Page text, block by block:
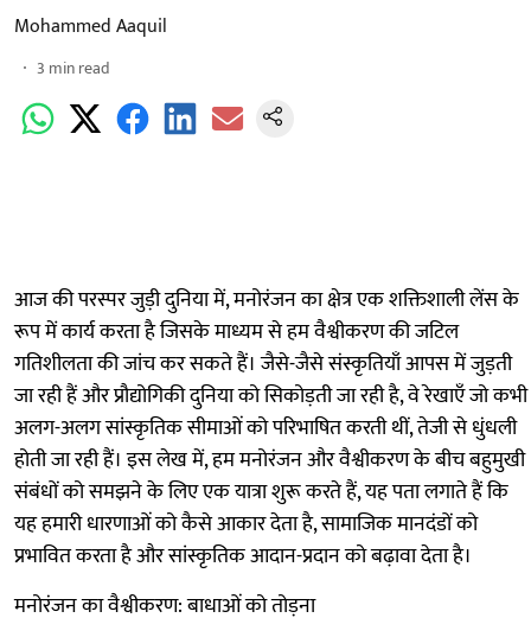
Mohammed Aaquil
3 min read
आज की परस्पर जुड़ी दुनिया में, मनोरंजन का क्षेत्र एक शक्तिशाली लेंस के
रूप में कार्य करता है जिसके माध्यम से हम वैश्वीकरण की जटिल
गतिशीलता की जांच कर सकते हैं। जैसे-जैसे संस्कृतियाँ आपस में जुड़ती
जा रही हैं और प्रौद्योगिकी दुनिया को सिकोड़ती जा रही है, वे रेखाएँ जो कभी
अलग-अलग सांस्कृतिक सीमाओं को परिभाषित करती थीं, तेजी से धुंधली
होती जा रही हैं। इस लेख में, हम मनोरंजन और वैश्वीकरण के बीच बहुमुखी
संबंधों को समझने के लिए एक यात्रा शुरू करते हैं, यह पता लगाते हैं कि
यह हमारी धारणाओं को कैसे आकार देता है, सामाजिक मानदंडों को
प्रभावित करता है और सांस्कृतिक आदान-प्रदान को बढ़ावा देता है।
मनोरंजन का वैश्वीकरण: बाधाओं को तोड़ना